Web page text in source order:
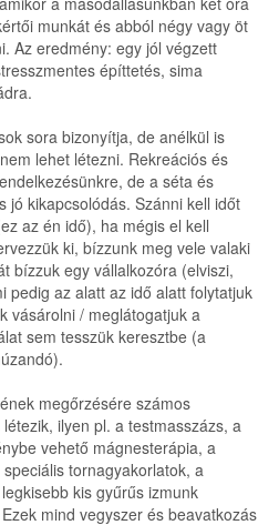
munkát és abból négy vagy öt
Az eredmény: egy jól végzett
építtetés, sima
sora bizonyítja, de anélkül is
lehet létezni. Rekreációs és
de a séta és
jó kikapcsolódás. Szánni kell időt
az én idő), ha mégis el kell
ki, bízzunk meg vele valaki
bízzuk egy vállalkozóra (elviszi,
pedig az alatt az idő alatt folytatjuk
vásárolni / meglátogatjuk a
sem tesszük keresztbe (a
megőrzésére számos
ilyen pl. a testmasszázs, a
vehető mágnesterápia, a
tornagyakorlatok, a
kis gyűrűs izmunk
mind vegyszer és beavatkozás